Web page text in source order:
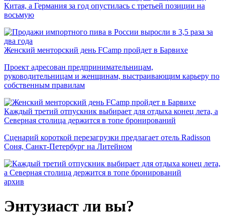
Китая, а Германия за год опустилась с третьей позиции на
восьмую
Женский менторский день FCamp пройдет в Барвихе
Проект адресован предпринимательницам,
руководительницам и женщинам, выстраивающим карьеру по
собственным правилам
Каждый третий отпускник выбирает для отдыха конец лета, а
Северная столица держится в топе бронирований
Сценарий короткой перезагрузки предлагает отель Radisson
Соня, Санкт-Петербург на Литейном
архив
Энтузиаст ли вы?